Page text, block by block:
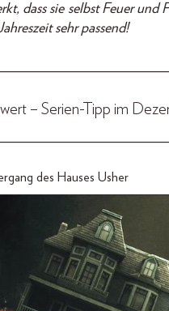
dass sie selbst Feuer
sehr passend!
– Serien-Tipp im
des Hauses Usher